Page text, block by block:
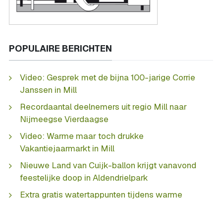
POPULAIRE BERICHTEN
Video: Gesprek met de bijna 100-jarige Corrie
Janssen in Mill
Recordaantal deelnemers uit regio Mill naar
Nijmeegse Vierdaagse
Video: Warme maar toch drukke
Vakantiejaarmarkt in Mill
Nieuwe Land van Cuijk-ballon krijgt vanavond
feestelijke doop in Aldendrielpark
Extra gratis watertappunten tijdens warme